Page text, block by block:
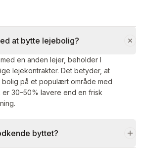
at bytte lejebolig?
en anden lejer, beholder I
lejekontrakter. Det betyder, at
bolig på et populært område med
30–50% lavere end en frisk
byttet?